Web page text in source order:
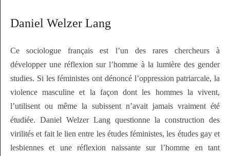
Daniel Welzer Lang
Ce sociologue français est l’un des rares chercheurs à
développer une réflexion sur l’homme à la lumière des gender
studies. Si les féministes ont dénoncé l’oppression patriarcale, la
violence masculine et la façon dont les hommes la vivent,
l’utilisent ou même la subissent n’avait jamais vraiment été
étudiée. Daniel Welzer Lang questionne la construction des
virilités et fait le lien entre les études féministes, les études gayet
lesbiennes et une réflexion naissante sur l’homme en tant